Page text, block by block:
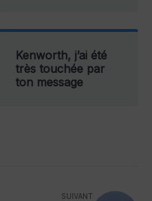
Kenworth, j’ai été
très touchée par
ton message
SUIVANT